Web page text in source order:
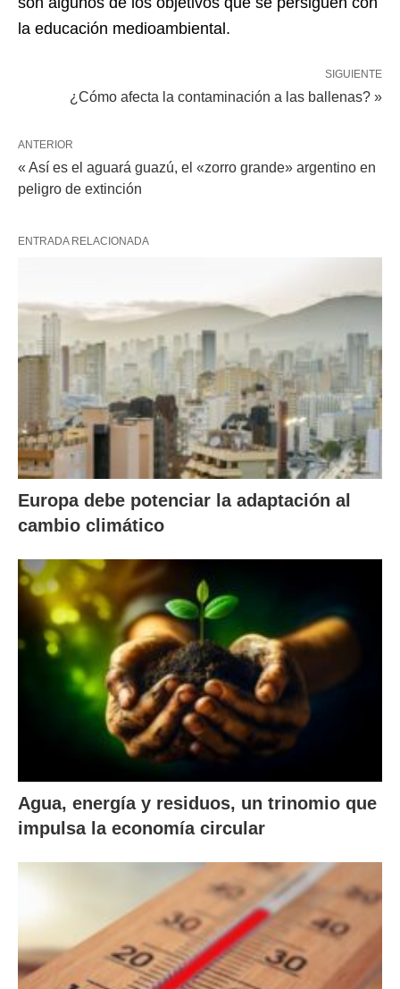
la educación medioambiental.
SIGUIENTE
¿Cómo afecta la contaminación a las ballenas? »
ANTERIOR
« Así es el aguará guazú, el «zorro grande» argentino en
peligro de extinción
ENTRADA RELACIONADA
Europa debe potenciar la adaptación al
cambio climático
Agua, energía y residuos, un trinomio que
impulsa la economía circular